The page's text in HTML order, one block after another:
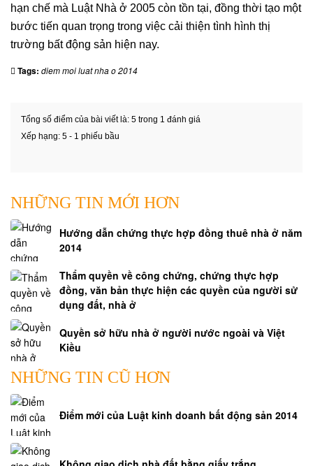
hạn chế mà Luật Nhà ở 2005 còn tồn tại, đồng thời tạo một
bước tiến quan trọng trong việc cải thiện tình hình thị
trường bất động sản hiện nay.
Tags: diem moi luat nha o 2014
Tổng số điểm của bài viết là: 5 trong 1 đánh giá
Xếp hạng: 5 - 1 phiếu bầu
NHỮNG TIN MỚI HƠN
Hướng dẫn chứng thực hợp đồng thuê nhà ở năm
2014
Thẩm quyền về công chứng, chứng thực hợp
đồng, văn bản thực hiện các quyền của người sử
dụng đất, nhà ở
Quyền sở hữu nhà ở người nước ngoài và Việt
Kiều
NHỮNG TIN CŨ HƠN
Điểm mới của Luật kinh doanh bất động sản 2014